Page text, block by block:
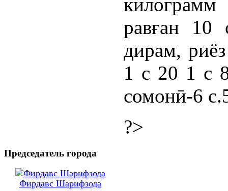
равған 10
дирам,
1 с 20 1 с
сомонӣ-6
?>
Председатель города
Фирдавс Шарифзода